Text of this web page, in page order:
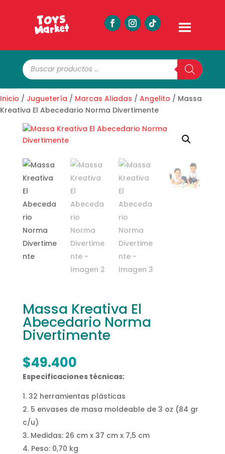
Búsqueda
de
productos
Inicio / Juguetería / Marcas Aliadas / Angelito / Massa
Kreativa El Abecedario Norma Divertimente
Massa Kreativa El
Abecedario Norma
Divertimente
$49.400
Especificaciones técnicas:
32 herramientas plásticas
5 envases de masa moldeable de 3 oz (84 gr
c/u)
Medidas: 26 cm x 37 cm x 7,5 cm
Peso: 0,70 kg